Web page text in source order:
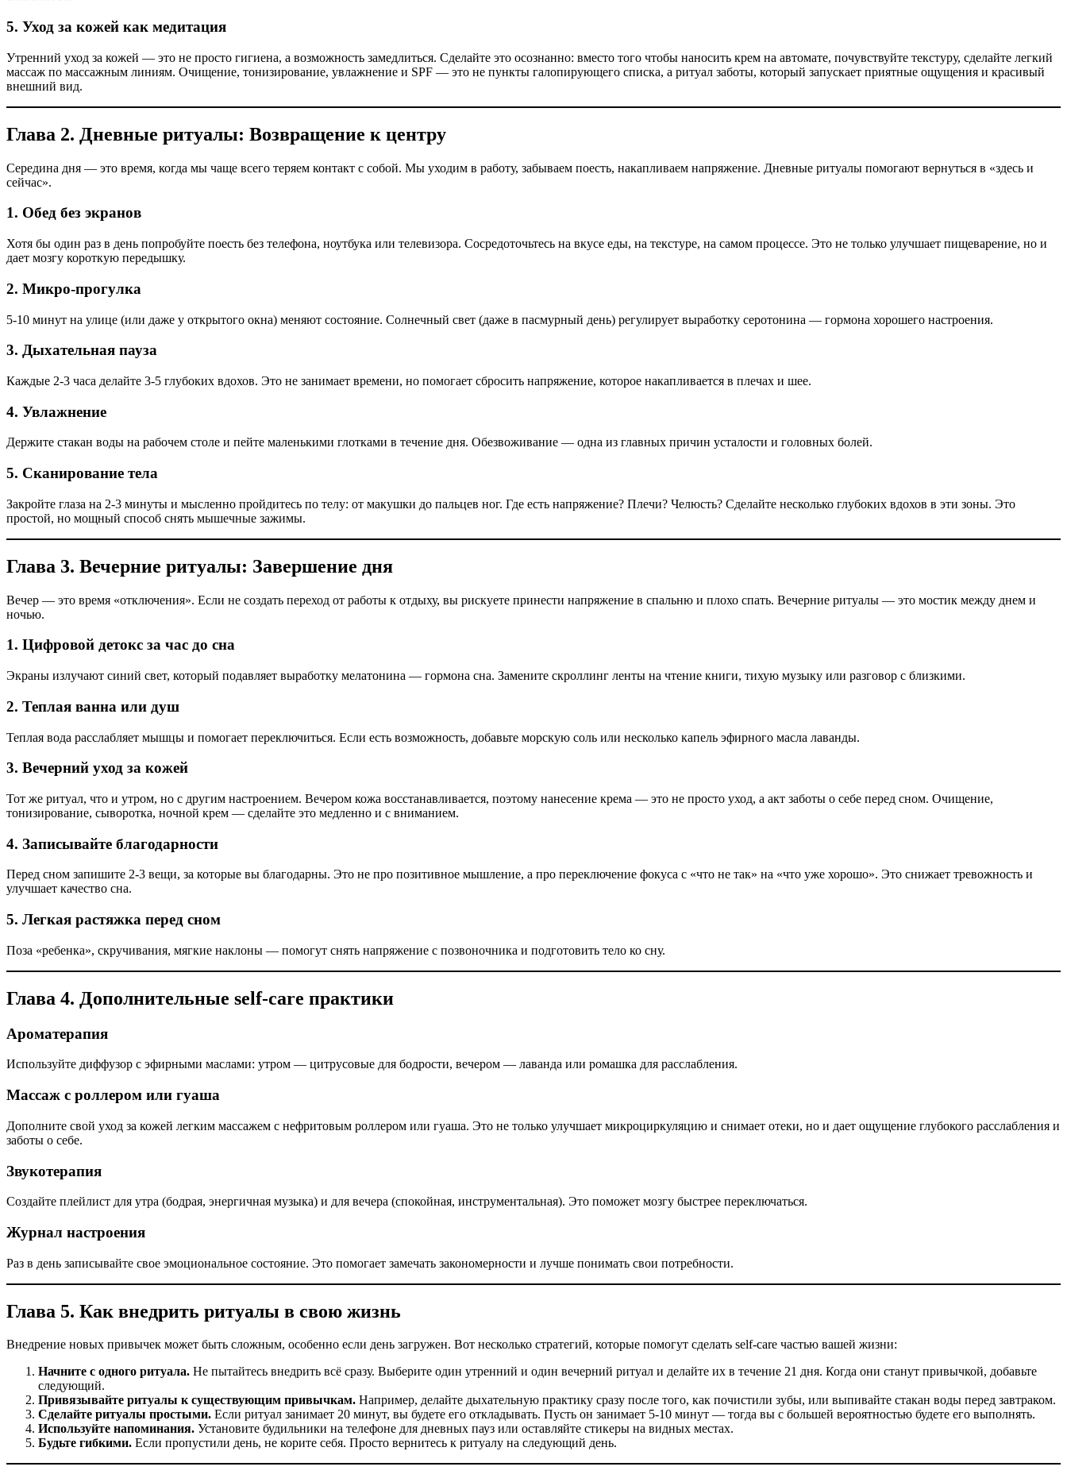
5. Уход за кожей как медитация
Утренний уход за кожей — это не просто гигиена, а возможность замедлиться. Сделайте это осознанно: вместо того чтобы наносить крем на автомате, почувствуйте текстуру, сделайте легкий
массаж по массажным линиям. Очищение, тонизирование, увлажнение и SPF — это не пункты галопирующего списка, а ритуал заботы, который запускает приятные ощущения и красивый
внешний вид.
Глава 2. Дневные ритуалы: Возвращение к центру
Середина дня — это время, когда мы чаще всего теряем контакт с собой. Мы уходим в работу, забываем поесть, накапливаем напряжение. Дневные ритуалы помогают вернуться в «здесь и
сейчас».
1. Обед без экранов
Хотя бы один раз в день попробуйте поесть без телефона, ноутбука или телевизора. Сосредоточьтесь на вкусе еды, на текстуре, на самом процессе. Это не только улучшает пищеварение, но и
дает мозгу короткую передышку.
2. Микро-прогулка
5-10 минут на улице (или даже у открытого окна) меняют состояние. Солнечный свет (даже в пасмурный день) регулирует выработку серотонина — гормона хорошего настроения.
3. Дыхательная пауза
Каждые 2-3 часа делайте 3-5 глубоких вдохов. Это не занимает времени, но помогает сбросить напряжение, которое накапливается в плечах и шее.
4. Увлажнение
Держите стакан воды на рабочем столе и пейте маленькими глотками в течение дня. Обезвоживание — одна из главных причин усталости и головных болей.
5. Сканирование тела
Закройте глаза на 2-3 минуты и мысленно пройдитесь по телу: от макушки до пальцев ног. Где есть напряжение? Плечи? Челюсть? Сделайте несколько глубоких вдохов в эти зоны. Это
простой, но мощный способ снять мышечные зажимы.
Глава 3. Вечерние ритуалы: Завершение дня
Вечер — это время «отключения». Если не создать переход от работы к отдыху, вы рискуете принести напряжение в спальню и плохо спать. Вечерние ритуалы — это мостик между днем и
ночью.
1. Цифровой детокс за час до сна
Экраны излучают синий свет, который подавляет выработку мелатонина — гормона сна. Замените скроллинг ленты на чтение книги, тихую музыку или разговор с близкими.
2. Теплая ванна или душ
Теплая вода расслабляет мышцы и помогает переключиться. Если есть возможность, добавьте морскую соль или несколько капель эфирного масла лаванды.
3. Вечерний уход за кожей
Тот же ритуал, что и утром, но с другим настроением. Вечером кожа восстанавливается, поэтому нанесение крема — это не просто уход, а акт заботы о себе перед сном. Очищение,
тонизирование, сыворотка, ночной крем — сделайте это медленно и с вниманием.
4. Записывайте благодарности
Перед сном запишите 2-3 вещи, за которые вы благодарны. Это не про позитивное мышление, а про переключение фокуса с «что не так» на «что уже хорошо». Это снижает тревожность и
улучшает качество сна.
5. Легкая растяжка перед сном
Поза «ребенка», скручивания, мягкие наклоны — помогут снять напряжение с позвоночника и подготовить тело ко сну.
Глава 4. Дополнительные self-care практики
Ароматерапия
Используйте диффузор с эфирными маслами: утром — цитрусовые для бодрости, вечером — лаванда или ромашка для расслабления.
Массаж с роллером или гуаша
Дополните свой уход за кожей легким массажем с нефритовым роллером или гуаша. Это не только улучшает микроциркуляцию и снимает отеки, но и дает ощущение глубокого расслабления и
заботы о себе.
Звукотерапия
Создайте плейлист для утра (бодрая, энергичная музыка) и для вечера (спокойная, инструментальная). Это поможет мозгу быстрее переключаться.
Журнал настроения
Раз в день записывайте свое эмоциональное состояние. Это помогает замечать закономерности и лучше понимать свои потребности.
Глава 5. Как внедрить ритуалы в свою жизнь
Внедрение новых привычек может быть сложным, особенно если день загружен. Вот несколько стратегий, которые помогут сделать self-care частью вашей жизни:
Начните с одного ритуала. Не пытайтесь внедрить всё сразу. Выберите один утренний и один вечерний ритуал и делайте их в течение 21 дня. Когда они станут привычкой, добавьте
следующий.
Привязывайте ритуалы к существующим привычкам. Например, делайте дыхательную практику сразу после того, как почистили зубы, или выпивайте стакан воды перед завтраком.
Сделайте ритуалы простыми. Если ритуал занимает 20 минут, вы будете его откладывать. Пусть он занимает 5-10 минут — тогда вы с большей вероятностью будете его выполнять.
Используйте напоминания. Установите будильники на телефоне для дневных пауз или оставляйте стикеры на видных местах.
Будьте гибкими. Если пропустили день, не корите себя. Просто вернитесь к ритуалу на следующий день.